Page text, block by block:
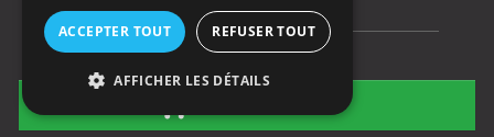
PITRON S.A.S. 2019-2026 - tous droits réservés
N° RCS: 818 893 067 - N° TVA FR80818893067
Téléphone : +33 (0)9 70 19 52 99 (du lundi au vendredi de
ACCEPTER TOUT REFUSER TOUT
AFFICHER LES DÉTAILS